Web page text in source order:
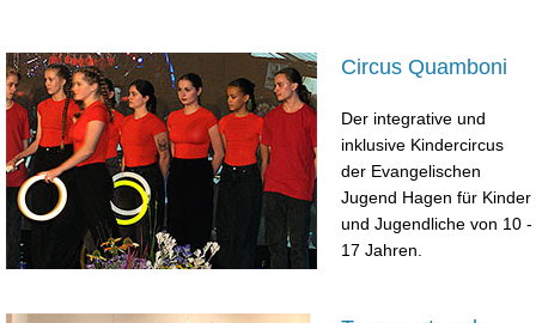
Circus Quamboni
Der integrative und
inklusive Kindercircus
der Evangelischen
Jugend Hagen für Kinder
und Jugendliche von 10 -
17 Jahren.